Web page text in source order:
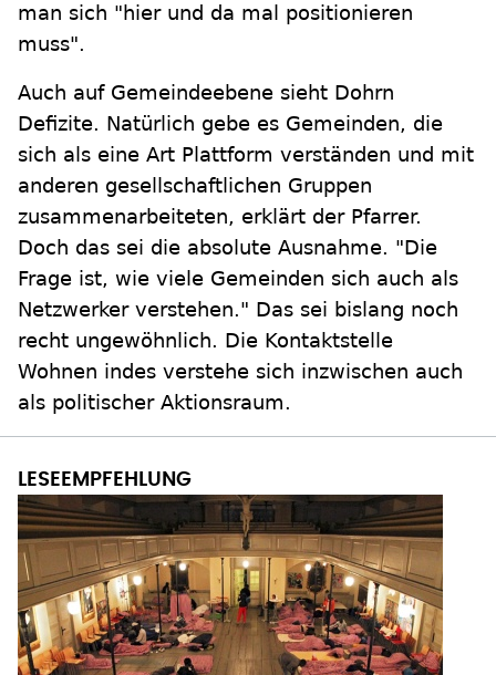
man sich "hier und da mal positionieren
muss".
Auch auf Gemeindeebene sieht Dohrn
Defizite. Natürlich gebe es Gemeinden, die
sich als eine Art Plattform verständen und mit
anderen gesellschaftlichen Gruppen
zusammenarbeiteten, erklärt der Pfarrer.
Doch das sei die absolute Ausnahme. "Die
Frage ist, wie viele Gemeinden sich auch als
Netzwerker verstehen." Das sei bislang noch
recht ungewöhnlich. Die Kontaktstelle
Wohnen indes verstehe sich inzwischen auch
als politischer Aktionsraum.